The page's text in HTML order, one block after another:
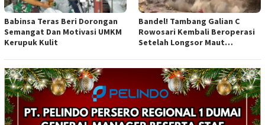
Babinsa Teras Beri Dorongan
Semangat Dan Motivasi UMKM
Kerupuk Kulit
Bandel! Tambang Galian C
Rowosari Kembali Beroperasi
Setelah Longsor Maut